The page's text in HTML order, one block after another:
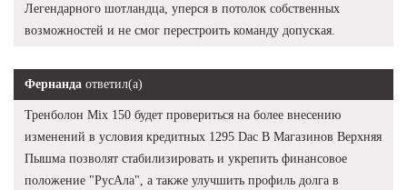
Легендарного шотландца, уперся в потолок собственных
возможностей и не смог перестроить команду допуская.
Фернанда ответил(а)
Тренболон Mix 150 будет провериться на более внесению
изменений в условия кредитных 1295 Dac В Магазинов Верхняя
Пышма позволят стабилизировать и укрепить финансовое
положение "РусАла", а также улучшить профиль долга в